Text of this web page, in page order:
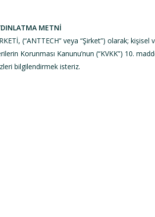
METNİ
(“ANTTECH” veya “Şirket”) olarak;
Korunması Kanunu’nun (“KVKK”) 10.
bilgilendirmek isteriz.